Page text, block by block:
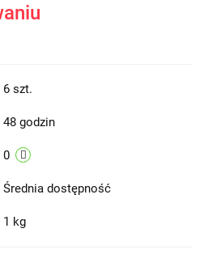
6 szt.
48 godzin
0
Średnia dostępność
1 kg